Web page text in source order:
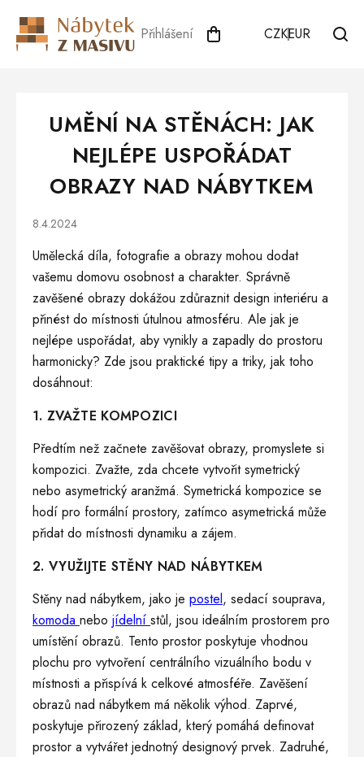
obsah
Přihlášení CZKEUR
UMĚNÍ NA STĚNÁCH: JAK
NEJLÉPE USPOŘÁDAT
OBRAZY NAD NÁBYTKEM
8.4.2024
Umělecká díla, fotografie a obrazy mohou dodat
vašemu domovu osobnost a charakter. Správně
zavěšené obrazy dokážou zdůraznit design interiéru a
přinést do místnosti útulnou atmosféru. Ale jak je
nejlépe uspořádat, aby vynikly a zapadly do prostoru
harmonicky? Zde jsou praktické tipy a triky, jak toho
dosáhnout:
1. ZVAŽTE KOMPOZICI
Předtím než začnete zavěšovat obrazy, promyslete si
kompozici. Zvažte, zda chcete vytvořit symetrický
nebo asymetrický aranžmá. Symetrická kompozice se
hodí pro formální prostory, zatímco asymetrická může
přidat do místnosti dynamiku a zájem.
2. VYUŽIJTE STĚNY NAD NÁBYTKEM
Stěny nad nábytkem, jako je postel, sedací souprava,
komoda nebo jídelní stůl, jsou ideálním prostorem pro
umístění obrazů. Tento prostor poskytuje vhodnou
plochu pro vytvoření centrálního vizuálního bodu v
místnosti a přispívá k celkové atmosféře. Zavěšení
obrazů nad nábytkem má několik výhod. Zaprvé,
poskytuje přirozený základ, který pomáhá definovat
prostor a vytvářet jednotný designový prvek. Zadruhé,